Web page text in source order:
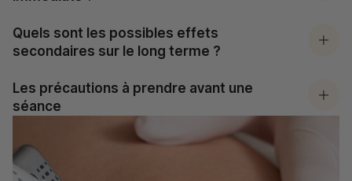
Quels sont les possibles effets
secondaires sur le long terme ?
Les précautions à prendre avant une
séance